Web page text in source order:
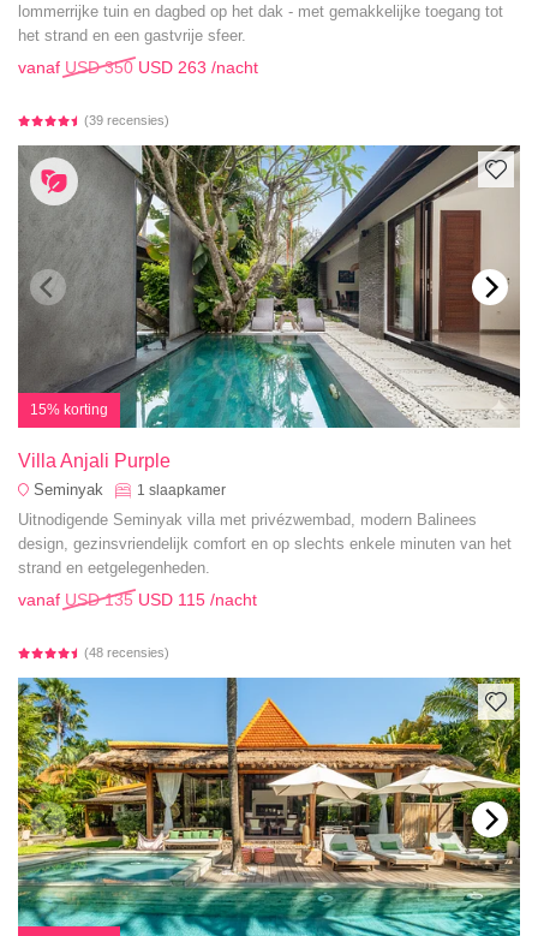
lommerrijke tuin en dagbed op het dak - met gemakkelijke toegang tot
het strand en een gastvrije sfeer.
vanaf USD 350 USD 263 /nacht
(39 recensies)
15% korting
Villa Anjali Purple
Seminyak 1 slaapkamer
Uitnodigende Seminyak villa met privézwembad, modern Balinees
design, gezinsvriendelijk comfort en op slechts enkele minuten van het
strand en eetgelegenheden.
vanaf USD 135 USD 115 /nacht
(48 recensies)